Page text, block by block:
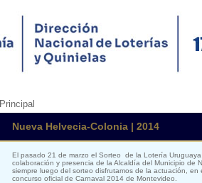
Principal
Nueva Helvecia-Colonia | 2014
El pasado 21 de marzo el Sorteo de la Lotería
colaboración y presencia de la Alcaldía del Municipio de
siempre luego del sorteo disfrutamos de la actuación,
concurso oficial de Carnaval 2014 de Montevideo.